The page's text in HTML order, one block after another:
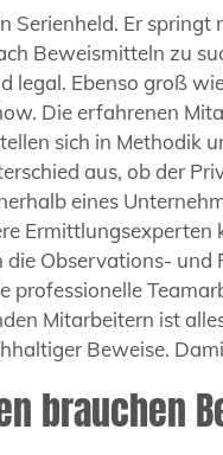
Serienheld. Er
Beweismitteln zu
legal. Ebenso groß
Die erfahrenen
sich in Methodik
aus, ob der
eines
Observations- und
professionelle
Mitarbeitern ist
Beweise.
brauchen